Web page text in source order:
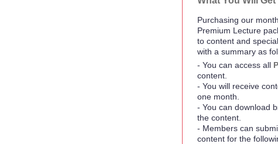
Purchasing our
Premium Lecture
to content and
with a summary as
- You can access all
content.
- You will receive
one month.
- You can download
the content.
- Members can
content for the